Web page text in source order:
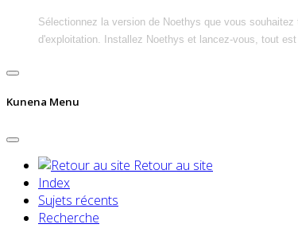
Sélectionnez la version de Noethys que vous
d'exploitation. Installez Noethys et lancez-vous, tout
Kunena Menu
Retour au site
Index
Sujets récents
Recherche